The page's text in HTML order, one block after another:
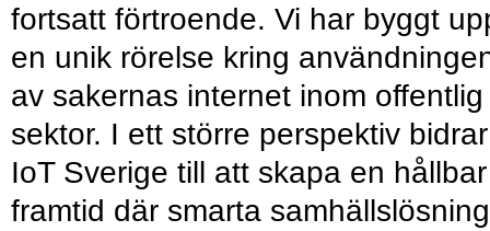
fortsatt förtroende. Vi har byggt
en unik rörelse kring
av sakernas internet inom offentlig
sektor. I ett större perspektiv bidrar
IoT Sverige till att skapa en hållbar
framtid där smarta